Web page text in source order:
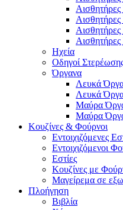
Ηχεία
Οδηγοί
Όργανα
Λευκά
Λευκά
Μαύρα
Μαύρα
Κουζίνες & Φούρνοι
Εντοιχιζόμενες
Εντοιχιζόμενοι
Εστίες
Κουζίνες με
Μαγείρεμα σε
Πλοήγηση
Βιβλία